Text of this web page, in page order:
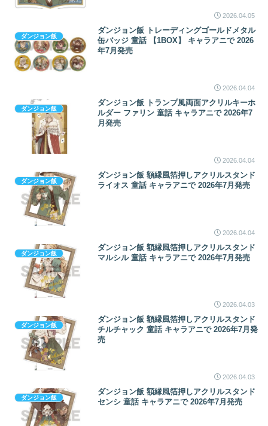
2026.04.05
ダンジョン飯
ダンジョン飯 トレーディングゴールドメタル
缶バッジ 童話 【1BOX】 キャラアニで 2026
年7月発売
2026.04.04
ダンジョン飯
ダンジョン飯 トランプ風両面アクリルキーホ
ルダー ファリン 童話 キャラアニで 2026年7
月発売
2026.04.04
ダンジョン飯
ダンジョン飯 額縁風箔押しアクリルスタンド
ライオス 童話 キャラアニで 2026年7月発売
2026.04.04
ダンジョン飯
ダンジョン飯 額縁風箔押しアクリルスタンド
マルシル 童話 キャラアニで 2026年7月発売
2026.04.03
ダンジョン飯
ダンジョン飯 額縁風箔押しアクリルスタンド
チルチャック 童話 キャラアニで 2026年7月発
売
2026.04.03
ダンジョン飯
ダンジョン飯 額縁風箔押しアクリルスタンド
センシ 童話 キャラアニで 2026年7月発売